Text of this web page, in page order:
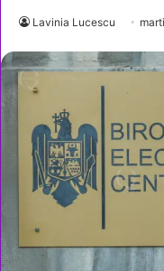
Lavinia Lucescu